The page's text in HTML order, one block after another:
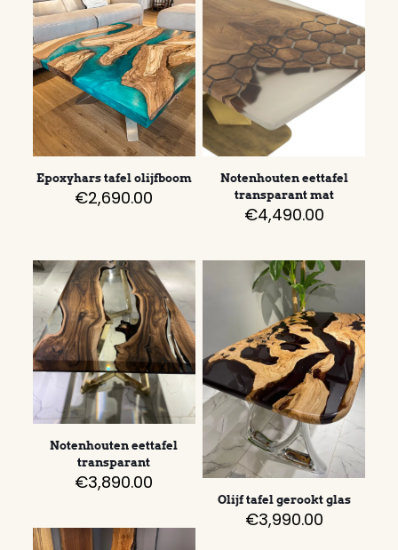
Epoxyhars tafel olijfboom
€2,690.00
Notenhouten eettafel
transparant mat
€4,490.00
Notenhouten eettafel
transparant
€3,890.00
Olijf tafel gerookt glas
€3,990.00